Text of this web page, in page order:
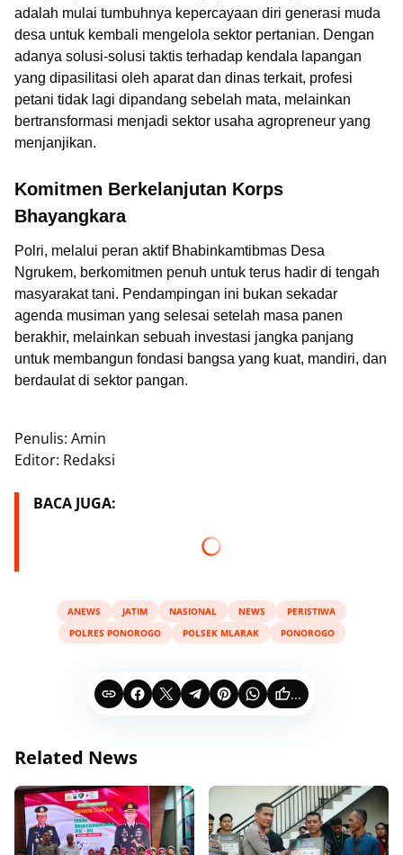
adalah mulai tumbuhnya kepercayaan diri generasi muda
desa untuk kembali mengelola sektor pertanian. Dengan
adanya solusi-solusi taktis terhadap kendala lapangan
yang dipasilitasi oleh aparat dan dinas terkait, profesi
petani tidak lagi dipandang sebelah mata, melainkan
bertransformasi menjadi sektor usaha agropreneur yang
menjanjikan.
Komitmen Berkelanjutan Korps
Bhayangkara
Polri, melalui peran aktif Bhabinkamtibmas Desa
Ngrukem, berkomitmen penuh untuk terus hadir di tengah
masyarakat tani. Pendampingan ini bukan sekadar
agenda musiman yang selesai setelah masa panen
berakhir, melainkan sebuah investasi jangka panjang
untuk membangun fondasi bangsa yang kuat, mandiri, dan
berdaulat di sektor pangan.
Penulis: Amin
Editor: Redaksi
BACA JUGA:
ANEWS JATIM NASIONAL NEWS
PERISTIWA
POLRES PONOROGO
POLSEK MLARAK PONOROGO
...
Related News